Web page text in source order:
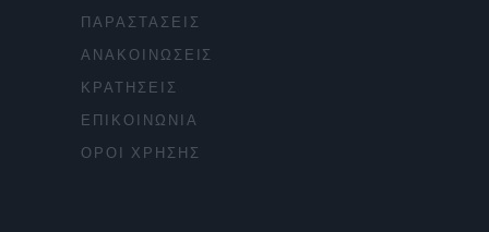
ΠΑΡΑΣΤΑΣΕΙΣ
ΑΝΑΚΟΙΝΩΣΕΙΣ
ΚΡΑΤΗΣΕΙΣ
ΕΠΙΚΟΙΝΩΝΙΑ
ΟΡΟΙ ΧΡΗΣΗΣ